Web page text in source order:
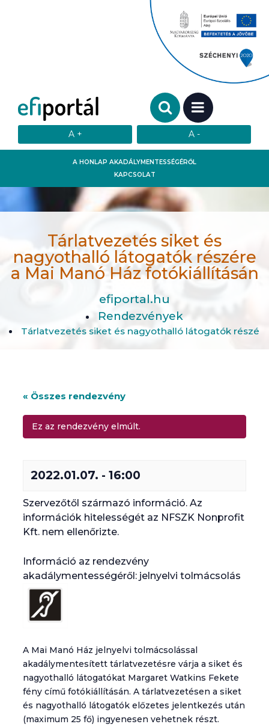
A HONLAP AKADÁLYMENTESSÉGÉRŐL
KAPCSOLAT
Keresendő szó:
MENÜ
Tárlatvezetés siket és
nagyothalló látogatók részére
a Mai Manó Ház fotókiállításán
efiportal.hu
Rendezvények
Tárlatvezetés siket és nagyothalló látogatók
« Összes rendezvény
Ez az rendezvény elmúlt.
2022.01.07. - 16:00
Szervezőtől származó információ. Az
információk hitelességét az NFSZK Nonprofit
Kft. nem ellenőrizte.
Információ az rendezvény
akadálymentességéről: jelnyelvi tolmácsolás
A Mai Manó Ház jelnyelvi tolmácsolással
akadálymentesített tárlatvezetésre várja a siket és
nagyothalló látogatókat Margaret Watkins Fekete
fény című fotókiállításán. A tárlatvezetésen a siket
és nagyothalló látogatók előzetes jelentkezés után
(maximum 25 fő) ingyenesen vehetnek részt.